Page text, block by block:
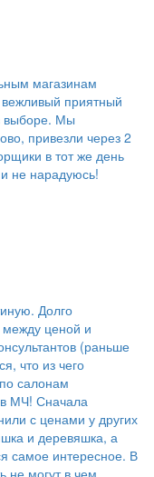
магазинам
приятный
выборе. Мы
привезли через 2
в тот же день
не нарадуюсь!
Долго
между ценой и
(раньше
что из чего
салонам
в МЧ! Сначала
с ценами у других
и деревяшка, а
самое интересное. В